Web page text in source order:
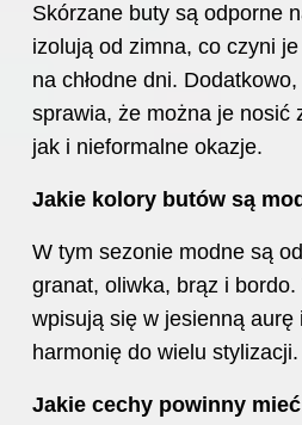
Skórzane buty są odporne
izolują od zimna, co czyni
na chłodne dni.
sprawia, że można je nosić
jak i nieformalne okazje.
Jakie kolory butów są
W tym sezonie modne są
granat, oliwka, brąz i
wpisują się w jesienną aurę
harmonię do wielu stylizacji.
Jakie cechy powinny